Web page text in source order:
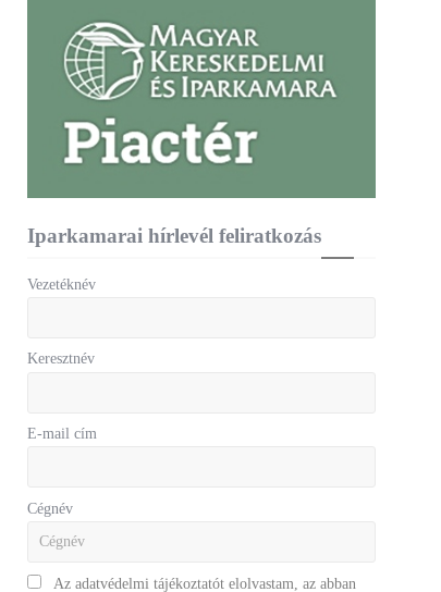
Iparkamarai hírlevél feliratkozás
Vezetéknév
Keresztnév
E-mail cím
Cégnév
Az adatvédelmi tájékoztatót elolvastam, az abban